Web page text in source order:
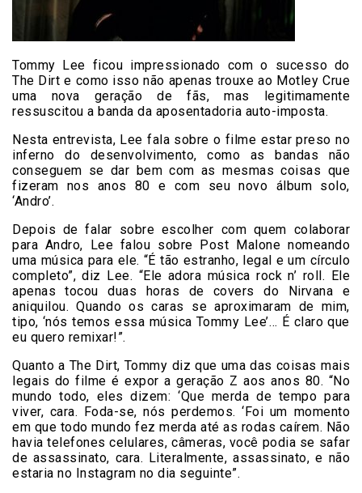
Tommy Lee ficou impressionado com o sucesso do
The Dirt e como isso não apenas trouxe ao Motley Crue
uma nova geração de fãs, mas legitimamente
ressuscitou a banda da aposentadoria auto-imposta.
Nesta entrevista, Lee fala sobre o filme estar preso no
inferno do desenvolvimento, como as bandas não
conseguem se dar bem com as mesmas coisas que
fizeram nos anos 80 e com seu novo álbum solo,
‘Andro’.
Depois de falar sobre escolher com quem colaborar
para Andro, Lee falou sobre Post Malone nomeando
uma música para ele. “É tão estranho, legal e um círculo
completo”, diz Lee. “Ele adora música rock n’ roll. Ele
apenas tocou duas horas de covers do Nirvana e
aniquilou. Quando os caras se aproximaram de mim,
tipo, ‘nós temos essa música Tommy Lee’… É claro que
eu quero remixar!”.
Quanto a The Dirt, Tommy diz que uma das coisas mais
legais do filme é expor a geração Z aos anos 80. “No
mundo todo, eles dizem: ‘Que merda de tempo para
viver, cara. Foda-se, nós perdemos. ‘Foi um momento
em que todo mundo fez merda até as rodas caírem. Não
havia telefones celulares, câmeras, você podia se safar
de assassinato, cara. Literalmente, assassinato, e não
estaria no Instagram no dia seguinte”.